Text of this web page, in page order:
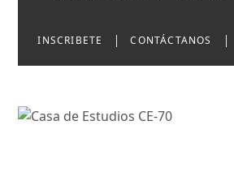
INSCRIBETE CONTÁCTANOS